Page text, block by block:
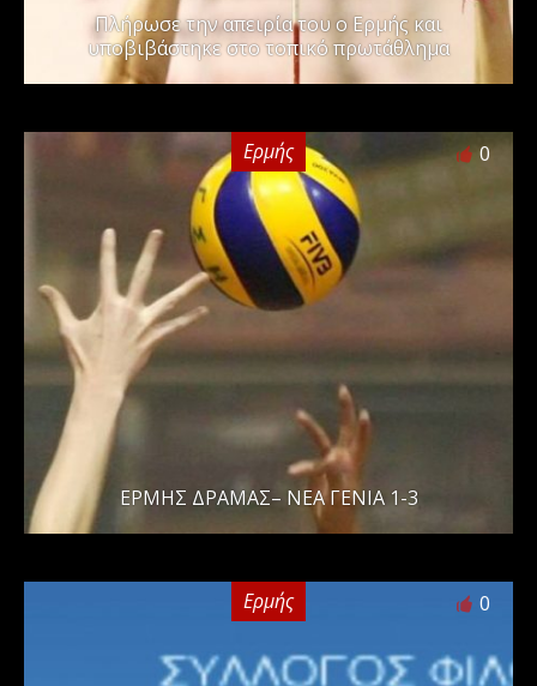
Πλήρωσε την απειρία του ο Ερμής και
υποβιβάστηκε στο τοπικό πρωτάθλημα
Ερμής 0
ΕΡΜΗΣ ΔΡΑΜΑΣ– ΝΕΑ ΓΕΝΙΑ 1-3
Ερμής 0